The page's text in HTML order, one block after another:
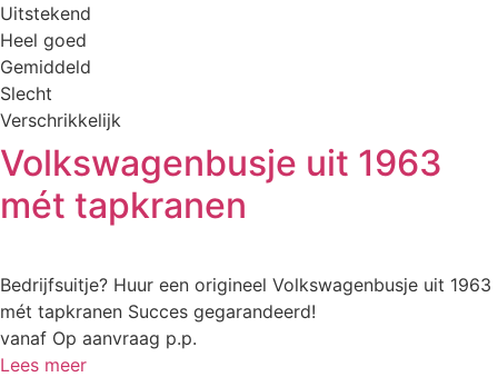
Uitstekend
Heel goed
Gemiddeld
Slecht
Verschrikkelijk
Volkswagenbusje uit 1963
mét tapkranen
Bedrijfsuitje? Huur een origineel Volkswagenbusje uit 1963
mét tapkranen Succes gegarandeerd!
vanaf Op aanvraag p.p.
Lees meer